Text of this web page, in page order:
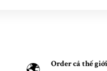
Order cả thế giới